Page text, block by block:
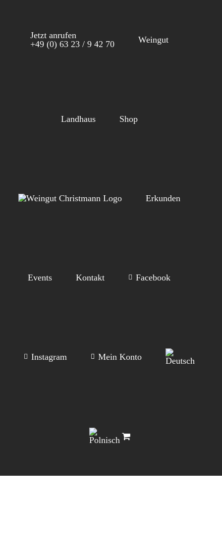
Jetzt anrufen
+49 (0) 63 23 / 9 42 70
Weingut
Landhaus Shop
Erkunden
Events Kontakt Facebook
Instagram Mein Konto